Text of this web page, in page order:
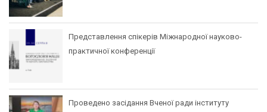
Представлення спікерів Міжнародної науково-
практичної конференції
Проведено засідання Вченої ради інституту